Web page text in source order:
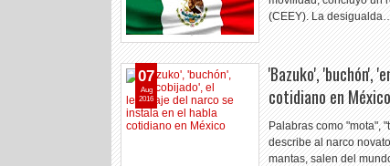
(CEEY). La
'Bazuko', 'buchón',
cotidiano en México
Palabras como "mota",
describe al narco
mantas, salen del
07
Aug
2016